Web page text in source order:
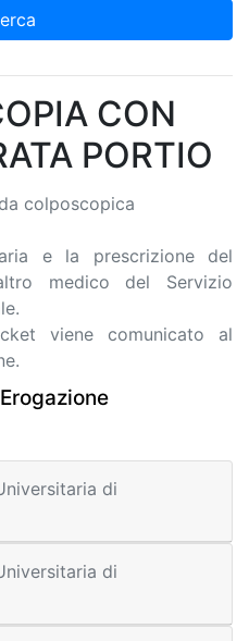
CON
PORTIO
colposcopica
e la prescrizione del
medico del Servizio
viene comunicato al
di
di